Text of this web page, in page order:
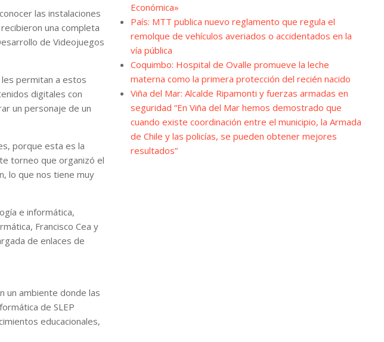
las instalaciones
una completa
de Videojuegos
permitan a estos
digitales con
un personaje de un
porque esta es la
torneo que organizó el
lo que nos tiene muy
e informática,
Francisco Cea y
de enlaces de
un ambiente donde las
de SLEP
educacionales,
Económica»
País: MTT publica nuevo reglamento que regula el
remolque de vehículos averiados o accidentados en la
vía pública
Coquimbo: Hospital de Ovalle promueve la leche
materna como la primera protección del recién nacido
Viña del Mar: Alcalde Ripamonti y fuerzas armadas en
seguridad “En Viña del Mar hemos demostrado que
cuando existe coordinación entre el municipio, la Armada
de Chile y las policías, se pueden obtener mejores
resultados”